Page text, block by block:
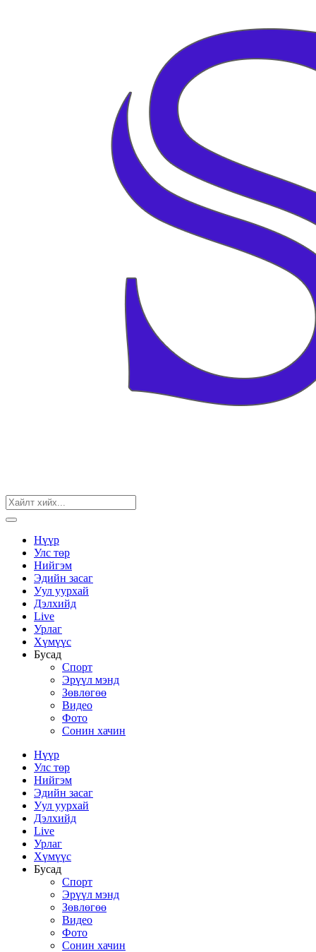
Нүүр
Улс төр
Нийгэм
Эдийн засаг
Уул уурхай
Дэлхийд
Live
Урлаг
Хүмүүс
Бусад
Спорт
Эрүүл мэнд
Зөвлөгөө
Видео
Фото
Сонин хачин
Нүүр
Улс төр
Нийгэм
Эдийн засаг
Уул уурхай
Дэлхийд
Live
Урлаг
Хүмүүс
Бусад
Спорт
Эрүүл мэнд
Зөвлөгөө
Видео
Фото
Сонин хачин